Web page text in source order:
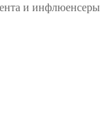
и инфлюенсеры